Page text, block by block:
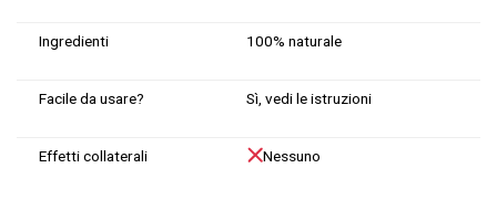
Ingredienti 100% naturale
Facile da usare? Sì, vedi le istruzioni
Effetti collaterali Nessuno